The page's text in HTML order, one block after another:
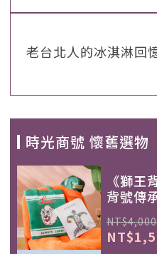
老台北人的冰淇淋回
時光商號 懷舊選物
《獅王
背號傳
NT$4,000